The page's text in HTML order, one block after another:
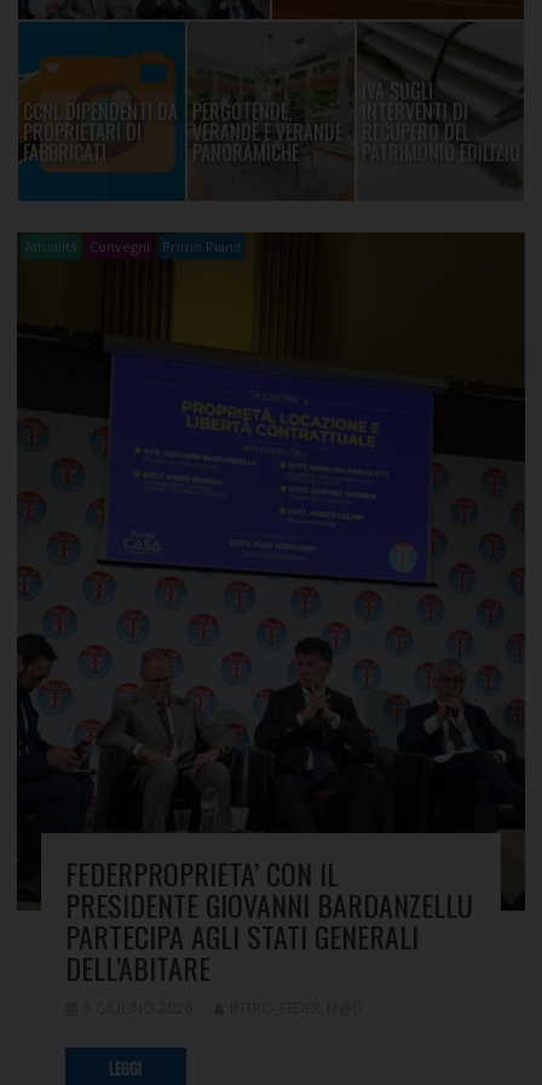
CCNL DIPENDENTI DA
PROPRIETARI DI
FABBRICATI
PERGOTENDE,
VERANDE E VERANDE
PANORAMICHE
IVA SUGLI
INTERVENTI DI
RECUPERO DEL
PATRIMONIO EDILIZIO
Attualità Convegni Primo Piano
FEDERPROPRIETA’ CON IL
PRESIDENTE GIOVANNI BARDANZELLU
PARTECIPA AGLI STATI GENERALI
DELL’ABITARE
LEGGI